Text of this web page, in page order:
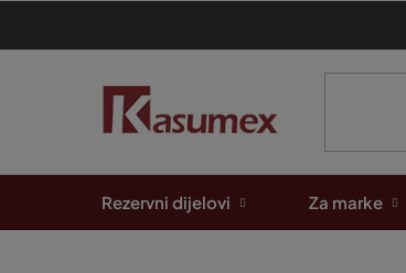
sadržaj
Rezervni dijelovi Za marke